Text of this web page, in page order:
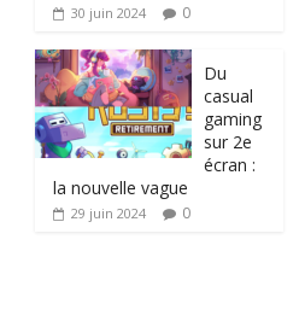
30 juin 2024 0
Du
casual
gaming
sur 2e
écran :
la nouvelle vague
29 juin 2024 0